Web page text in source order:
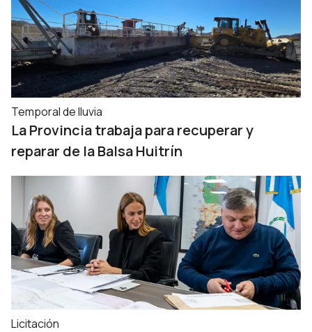
Temporal de lluvia
La Provincia trabaja para recuperar y
reparar de la Balsa Huitrín
Licitación